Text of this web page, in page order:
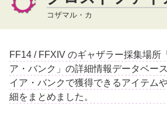
コザマル・カ
FF14 / FFXIV のギャザラー採集場所
ア・バンク」の詳細情報データベー
イア・バンクで獲得できるアイテム
細をまとめました。